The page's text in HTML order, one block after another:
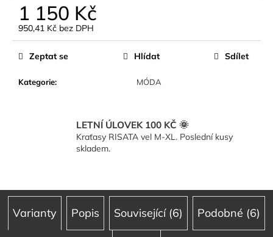
1 150 Kč
950,41 Kč bez DPH
Měrná
cena:
Kategorie: MÓDA
Zeptat se Hlídat Sdílet
LETNÍ ÚLOVEK 100 KČ 🌞
Kraťasy RISATA vel M-XL. Poslední kusy
skladem.
Varianty Popis Související (6) Podobné (6)